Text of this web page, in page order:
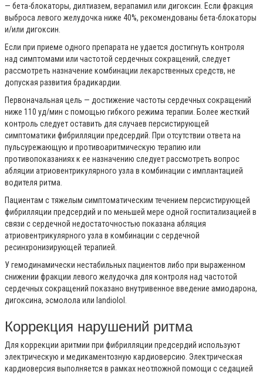
— бета-блокаторы, дилтиазем, верапамил или дигоксин. Если фракция
выброса левого желудочка ниже 40%, рекомендованы бета-блокаторы
и/или дигоксин.
Если при приеме одного препарата не удается достигнуть контроля
над симптомами или частотой сердечных сокращений, следует
рассмотреть назначение комбинации лекарственных средств, не
допуская развития брадикардии.
Первоначальная цель — достижение частоты сердечных сокращений
ниже 110 уд/мин с помощью гибкого режима терапии. Более жесткий
контроль следует оставить для случаев персистирующей
симптоматики фибрилляции предсердий. При отсутствии ответа на
пульсурежающую и противоаритмическую терапию или
противопоказаниях к ее назначению следует рассмотреть вопрос
абляции атриовентрикулярного узла в комбинации с имплантацией
водителя ритма.
Пациентам с тяжелым симптоматическим течением персистирующей
фибрилляции предсердий и по меньшей мере одной госпитализацией в
связи с сердечной недостаточностью показана абляция
атриовентрикулярного узла в комбинации с сердечной
ресинхронизирующей терапией.
У гемодинамически нестабильных пациентов либо при выраженном
снижении фракции левого желудочка для контроля над частотой
сердечных сокращений показано внутривенное введение амиодарона,
дигоксина, эсмолола или landiolol.
Коррекция нарушений ритма
Для коррекции аритмии при фибрилляции предсердий используют
электрическую и медикаментозную кардиоверсию. Электрическая
кардиоверсия выполняется в рамках неотложной помощи с седацией